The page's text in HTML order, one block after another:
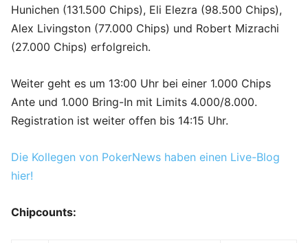
Hunichen (131.500 Chips), Eli Elezra (98.500 Chips),
Alex Livingston (77.000 Chips) und Robert Mizrachi
(27.000 Chips) erfolgreich.
Weiter geht es um 13:00 Uhr bei einer 1.000 Chips
Ante und 1.000 Bring-In mit Limits 4.000/8.000.
Registration ist weiter offen bis 14:15 Uhr.
Die Kollegen von PokerNews haben einen Live-Blog
hier!
Chipcounts: